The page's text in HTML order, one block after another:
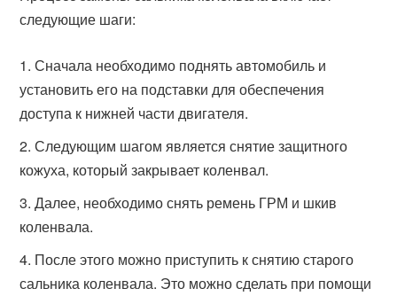
следующие шаги:
Сначала необходимо поднять автомобиль и
установить его на подставки для обеспечения
доступа к нижней части двигателя.
Следующим шагом является снятие защитного
кожуха, который закрывает коленвал.
Далее, необходимо снять ремень ГРМ и шкив
коленвала.
После этого можно приступить к снятию старого
сальника коленвала. Это можно сделать при помощи